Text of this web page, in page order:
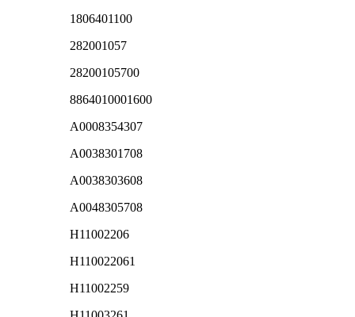
1806401100
282001057
28200105700
8864010001600
A0008354307
A0038301708
A0038303608
A0048305708
H11002206
H110022061
H11002259